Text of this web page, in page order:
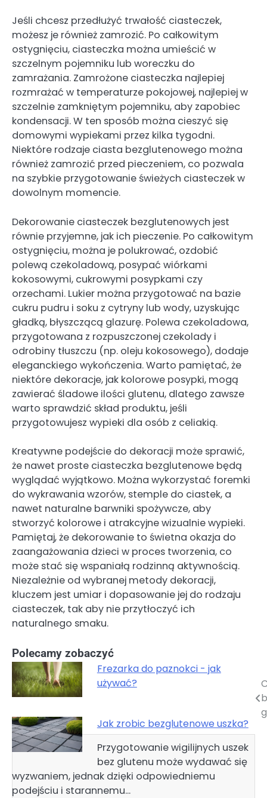
Jeśli chcesz przedłużyć trwałość ciasteczek,
możesz je również zamrozić. Po całkowitym
ostygnięciu, ciasteczka można umieścić w
szczelnym pojemniku lub woreczku do
zamrażania. Zamrożone ciasteczka najlepiej
rozmrażać w temperaturze pokojowej, najlepiej w
szczelnie zamkniętym pojemniku, aby zapobiec
kondensacji. W ten sposób można cieszyć się
domowymi wypiekami przez kilka tygodni.
Niektóre rodzaje ciasta bezglutenowego można
również zamrozić przed pieczeniem, co pozwala
na szybkie przygotowanie świeżych ciasteczek w
dowolnym momencie.
Dekorowanie ciasteczek bezglutenowych jest
równie przyjemne, jak ich pieczenie. Po całkowitym
ostygnięciu, można je polukrować, ozdobić
polewą czekoladową, posypać wiórkami
kokosowymi, cukrowymi posypkami czy
orzechami. Lukier można przygotować na bazie
cukru pudru i soku z cytryny lub wody, uzyskując
gładką, błyszczącą glazurę. Polewa czekoladowa,
przygotowana z rozpuszczonej czekolady i
odrobiny tłuszczu (np. oleju kokosowego), dodaje
eleganckiego wykończenia. Warto pamiętać, że
niektóre dekoracje, jak kolorowe posypki, mogą
zawierać śladowe ilości glutenu, dlatego zawsze
warto sprawdzić skład produktu, jeśli
przygotowujesz wypieki dla osób z celiakią.
Kreatywne podejście do dekoracji może sprawić,
że nawet proste ciasteczka bezglutenowe będą
wyglądać wyjątkowo. Można wykorzystać foremki
do wykrawania wzorów, stemple do ciastek, a
nawet naturalne barwniki spożywcze, aby
stworzyć kolorowe i atrakcyjne wizualnie wypieki.
Pamiętaj, że dekorowanie to świetna okazja do
zaangażowania dzieci w proces tworzenia, co
może stać się wspaniałą rodzinną aktywnością.
Niezależnie od wybranej metody dekoracji,
kluczem jest umiar i dopasowanie jej do rodzaju
ciasteczek, tak aby nie przytłoczyć ich
naturalnego smaku.
Polecamy zobaczyć
Frezarka do paznokci - jak
używać?
Jak zrobic bezglutenowe uszka?
Przygotowanie wigilijnych uszek
bez glutenu może wydawać się
wyzwaniem, jednak dzięki odpowiedniemu
podejściu i starannemu…
Nawigacja